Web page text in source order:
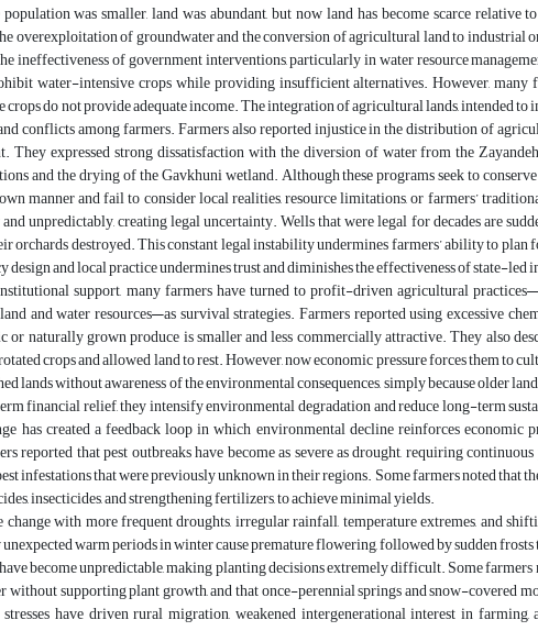
was smaller, land was abundant, but now land has become scarce
overexploitation of groundwater and the conversion of agricultural land to industrial
ineffectiveness of government interventions, particularly in water resource
water-intensive crops while providing insufficient alternatives. However,
crops do not provide adequate income. The integration of agricultural lands, intended
conflicts among farmers. Farmers also reported injustice in the distribution of
They expressed strong dissatisfaction with the diversion of water from the
and the drying of the Gavkhuni wetland. Although these programs seek to
manner and fail to consider local realities, resource limitations, or farmers’
unpredictably, creating legal uncertainty. Wells that were legal for decades are
orchards destroyed. This constant legal instability undermines farmers’ ability to plan
design and local practice undermines trust and diminishes the effectiveness of state-led
support, many farmers have turned to profit-driven agricultural
and water resources—as survival strategies. Farmers reported using excessive
or naturally grown produce is smaller and less commercially attractive. They also
crops and allowed land to rest. However, now economic pressure forces them to
lands without awareness of the environmental consequences, simply because older
financial relief, they intensify environmental degradation and reduce long-term
has created a feedback loop in which environmental decline reinforces economic
reported that pest outbreaks have become as severe as drought, requiring
infestations that were previously unknown in their regions. Some farmers noted that
insecticides, and strengthening fertilizers, to achieve minimal yields.
change with more frequent droughts, irregular rainfall, temperature extremes, and
warm periods in winter cause premature flowering, followed by sudden
become unpredictable, making planting decisions extremely difficult. Some
without supporting plant growth, and that once-perennial springs and snow-covered
have driven rural migration, weakened intergenerational interest in